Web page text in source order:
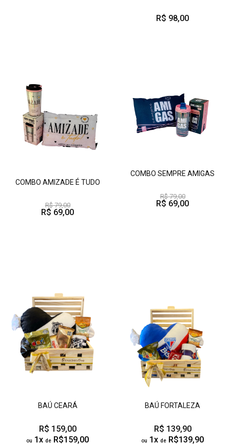
R$ 98,00
COMBO AMIZADE É TUDO
R$ 79,00
R$ 69,00
COMBO SEMPRE AMIGAS
R$ 79,00
R$ 69,00
BAÚ CEARÁ
R$ 159,00
ou 1x de R$159,00
BAÚ FORTALEZA
R$ 139,90
ou 1x de R$139,90